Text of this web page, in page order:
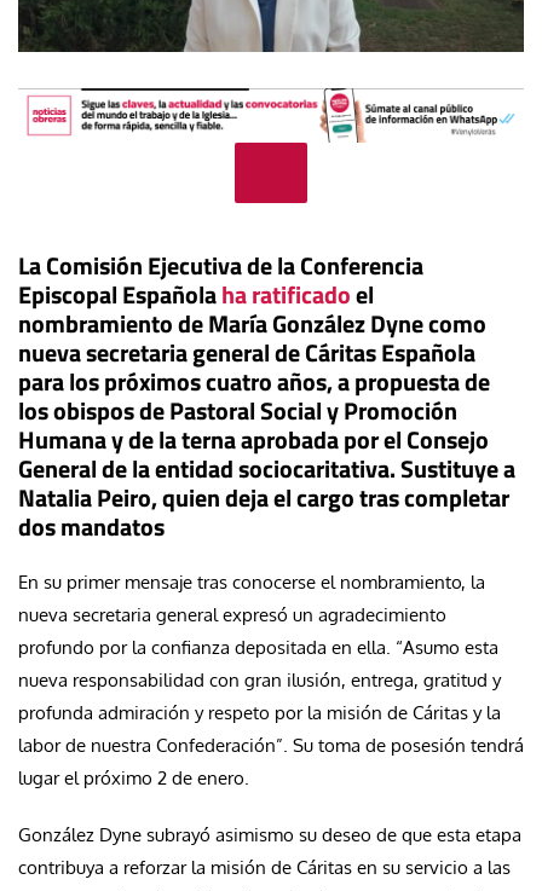
La Comisión Ejecutiva de la Conferencia
Episcopal Españolaha ratificadoel
nombramiento de María González Dyne como
nueva secretaria general de Cáritas Española
para los próximos cuatro años, a propuesta de
los obispos de Pastoral Social y Promoción
Humana y de la terna aprobada por el Consejo
General de la entidad sociocaritativa. Sustituye a
Natalia Peiro, quien deja el cargo tras completar
dos mandatos
En su primer mensaje tras conocerse el nombramiento, la
nueva secretaria general expresó un agradecimiento
profundo por la confianza depositada en ella. “Asumo esta
nueva responsabilidad con gran ilusión, entrega, gratitud y
profunda admiración y respeto por la misión de Cáritas y la
labor de nuestra Confederación”. Su toma de posesión tendrá
lugar el próximo 2 de enero.
González Dyne subrayó asimismo su deseo de que esta etapa
contribuya a reforzar la misión de Cáritas en su servicio a las